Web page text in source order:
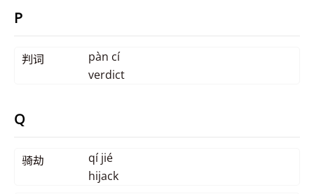
P
判词
pàn cí
verdict
Q
骑劫
qí jié
hijack